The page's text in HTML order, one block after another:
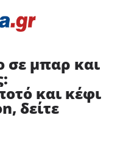
σε μπαρ και
και κέφι
δείτε